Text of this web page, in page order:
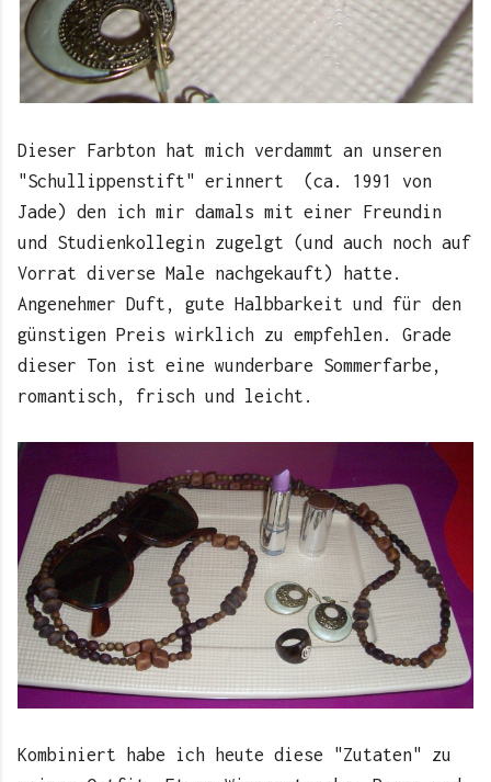
Dieser Farbton hat mich verdammt an unseren
"Schullippenstift" erinnert (ca. 1991 von
Jade) den ich mir damals mit einer Freundin
und Studienkollegin zugelgt (und auch noch auf
Vorrat diverse Male nachgekauft) hatte.
Angenehmer Duft, gute Halbbarkeit und für den
günstigen Preis wirklich zu empfehlen. Grade
dieser Ton ist eine wunderbare Sommerfarbe,
romantisch, frisch und leicht.
Kombiniert habe ich heute diese "Zutaten" zu